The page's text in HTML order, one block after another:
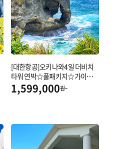
[대한항공]오키나와4일 더비치
타워 연박☆풀패키지☆가이세
키/스테이크●옥천동굴/에이사
공연
1,599,000원~